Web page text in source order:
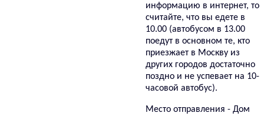
информацию в интернет, то
считайте, что вы едете в
10.00 (автобусом в 13.00
поедут в основном те, кто
приезжает в Москву из
других городов достаточно
поздно и не успевает на 10-
часовой автобус).
Место отправления - Дом